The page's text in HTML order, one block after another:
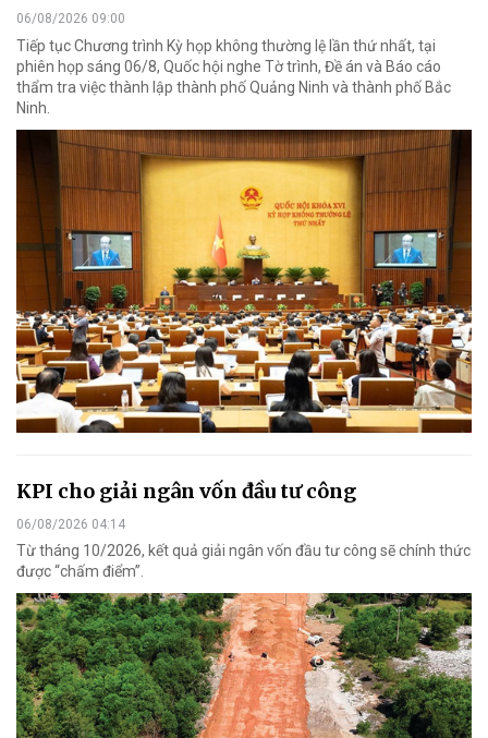
06/08/2026 09:00
Tiếp tục Chương trình Kỳ họp không thường lệ lần thứ nhất, tại
phiên họp sáng 06/8, Quốc hội nghe Tờ trình, Đề án và Báo cáo
thẩm tra việc thành lập thành phố Quảng Ninh và thành phố Bắc
Ninh.
KPI cho giải ngân vốn đầu tư công
06/08/2026 04:14
Từ tháng 10/2026, kết quả giải ngân vốn đầu tư công sẽ chính thức
được “chấm điểm”.